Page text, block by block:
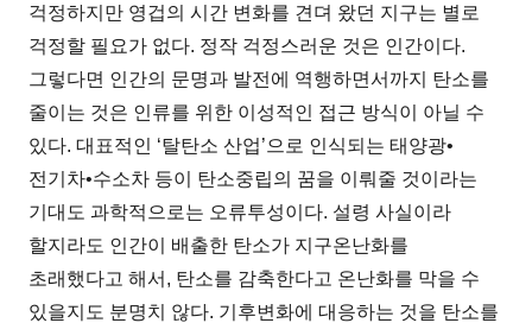
걱정하지만 영겁의 시간 변화를 견뎌 왔던 지구는 별로
걱정할 필요가 없다. 정작 걱정스러운 것은 인간이다.
그렇다면 인간의 문명과 발전에 역행하면서까지 탄소를
줄이는 것은 인류를 위한 이성적인 접근 방식이 아닐 수
있다. 대표적인 ‘탈탄소 산업’으로 인식되는 태양광•
전기차•수소차 등이 탄소중립의 꿈을 이뤄줄 것이라는
기대도 과학적으로는 오류투성이다. 설령 사실이라
할지라도 인간이 배출한 탄소가 지구온난화를
초래했다고 해서, 탄소를 감축한다고 온난화를 막을 수
있을지도 분명치 않다. 기후변화에 대응하는 것을 탄소를